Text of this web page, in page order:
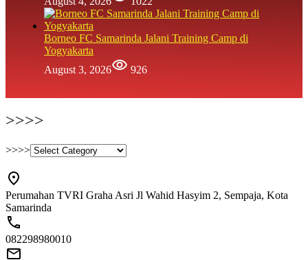
Borneo FC Samarinda Jalani Training Camp di
Yogyakarta
August 3, 2026
926
>>>>
>>>>
Perumahan TVRI Graha Asri Jl Wahid Hasyim 2, Sempaja, Kota
Samarinda
082298980010